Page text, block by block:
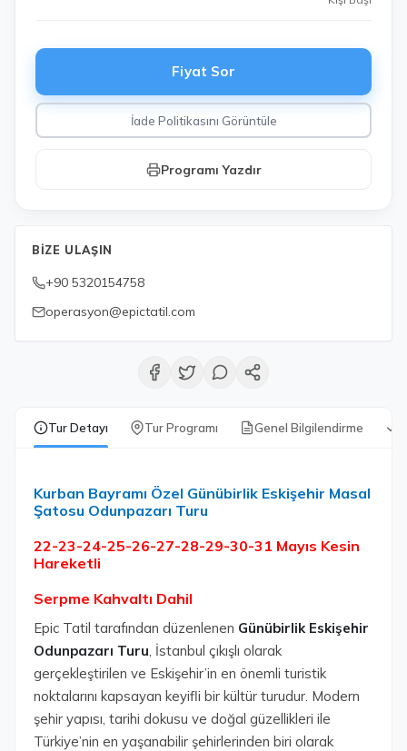
Tur Detayı Tur Programı Genel Bilgilendirme
Kurban Bayramı Özel Günübirlik Eskişehir Masal
Şatosu Odunpazarı Turu
22-23-24-25-26-27-28-29-30-31 Mayıs Kesin
Hareketli
Serpme Kahvaltı Dahil
Epic Tatil tarafından düzenlenen Günübirlik Eskişehir
Odunpazarı Turu, İstanbul çıkışlı olarak
gerçekleştirilen ve Eskişehir’in en önemli turistik
noktalarını kapsayan keyifli bir kültür turudur. Modern
şehir yapısı, tarihi dokusu ve doğal güzellikleri ile
Türkiye’nin en yaşanabilir şehirlerinden biri olarak
Fiyat Sor
İade Politikasını Görüntüle
Programı Yazdır
BIZE ULAŞIN
+90 5320154758
operasyon@epictatil.com